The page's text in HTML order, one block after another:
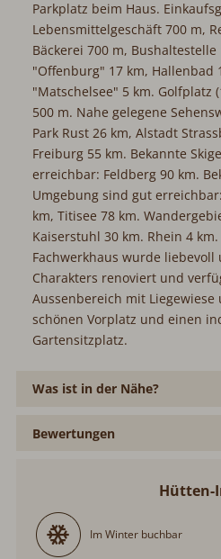
700 m, Restaurant 150 m,
150 m, Bahnstation "Offenburg"
Badesee "Matschelsee" 5 km.
Radweg 500 m. Nahe gelegene
Europa Park Rust 26 km,
Freiburg 55 km. Bekannte
Feldberg 90 km. Bekannte Seen
erreichbar: Tunisee Freiburg 45
Wandergebiete: Ortenau 1 km,
km. Das historische
Wahrung des alten Charakters
einen gepflegten Aussenbereich
Liegestühlen, einen schönen
individuellen Gartensitzplatz.
Was ist in der Nähe?